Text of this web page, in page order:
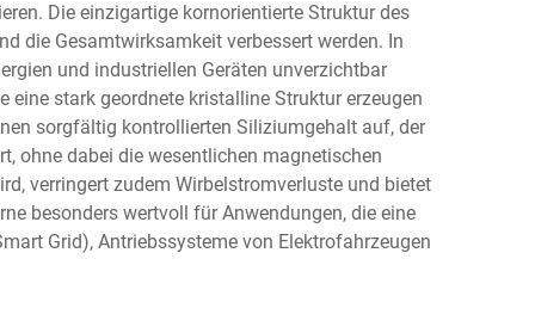
Die einzigartige kornorientierte Struktur des
die Gesamtwirksamkeit verbessert werden. In
und industriellen Geräten unverzichtbar
stark geordnete kristalline Struktur erzeugen
sorgfältig kontrollierten Siliziumgehalt auf, der
ohne dabei die wesentlichen magnetischen
verringert zudem Wirbelstromverluste und bietet
besonders wertvoll für Anwendungen, die eine
Grid), Antriebssysteme von Elektrofahrzeugen